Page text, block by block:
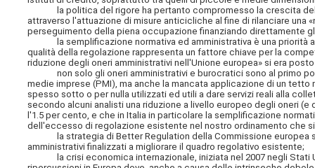
la politica del rigore ha pertanto compromesso la crescita del
attraverso l'attuazione di misure anticicliche al fine di rilanciare una
perseguimento della piena occupazione finanziando direttamente
la semplificazione normativa ed amministrativa è una priorità
qualità della regolazione rappresenta un fattore chiave per la
riduzione degli oneri amministrativi nell'Unione europea» si era
non solo gli oneri amministrativi e burocratici sono al primo
medie imprese (PMI), ma anche la mancata applicazione di un
spesso sotto o per nulla utilizzati ed utili a dare servizi reali alla
secondo alcuni analisti una riduzione a livello europeo degli oneri
l'1.5 per cento, e che in Italia in particolare la semplificazione
dell'eccesso di regolazione esistente nel nostro ordinamento che
la strategia di Better Regulation della Commissione europea si
amministrativi finalizzati a migliorare il quadro regolativo esistente;
la crisi economica internazionale, iniziata nel 2007 negli Stati